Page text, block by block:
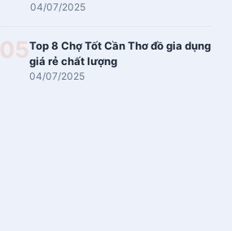
04/07/2025
05Top 8 Chợ Tốt Cần Thơ đồ gia dụng
giá rẻ chất lượng
04/07/2025